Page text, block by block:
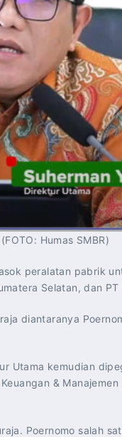
Humas SMBR)
peralatan pabrik
Selatan, dan PT
diantaranya
Utama kemudian
&
Poernomo salah